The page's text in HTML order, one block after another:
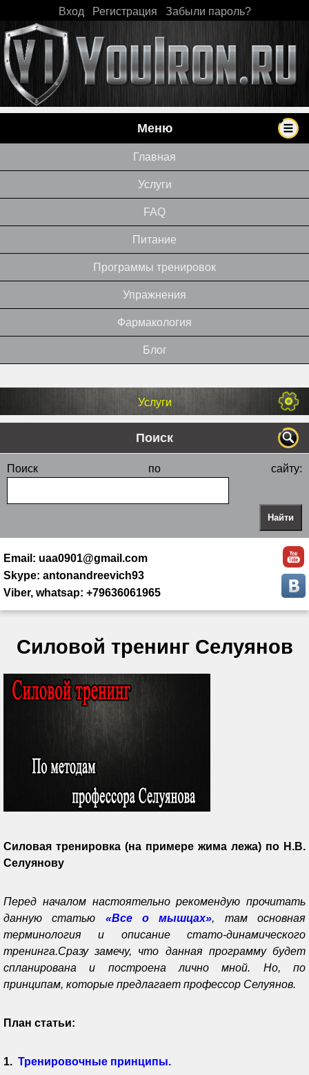
Вход Регистрация Забыли пароль?
Меню
Главная
Услуги
FAQ
Питание
Программы тренировок
Упражнения
Фармакология
Блог
Услуги
Поиск
Поиск по сайту:
Email: uaa0901@gmail.com
Skype: antonandreevich93
Viber, whatsap: +79636061965
Силовой тренинг Селуянов
Силовая тренировка (на примере жима лежа) по Н.В.
Селуянову
Перед началом настоятельно рекомендую прочитать
данную статью «Все о мышцах», там основная
терминология и описание стато-динамического
тренинга.Сразу замечу, что данная программу будет
спланирована и построена лично мной. Но, по
принципам, которые предлагает профессор Селуянов.
План статьи:
1. Тренировочные принципы.